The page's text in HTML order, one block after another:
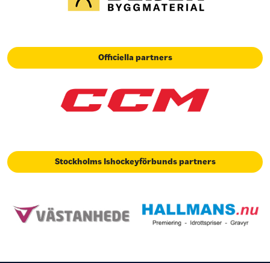
Officiella partners
Stockholms Ishockeyförbunds partners